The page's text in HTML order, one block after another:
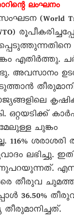
ലംഘനം
(World
എതിർത്തു.
അവസാനം
ചുങ്കം
116% ശരാശരി
ലഭിച്ചു.
തീരുവ
36.50%